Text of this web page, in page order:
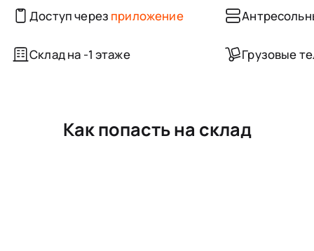
Доступ через приложение
Склад на -1 этаже Грузовые
Как попасть на склад